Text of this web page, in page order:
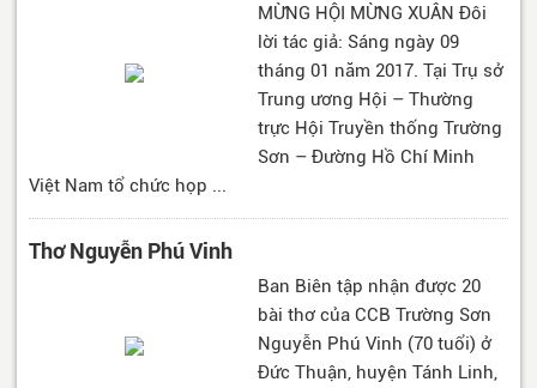
MỪNG HỘI MỪNG XUÂN Đôi
lời tác giả: Sáng ngày 09
tháng 01 năm 2017. Tại Trụ sở
Trung ương Hội – Thường
trực Hội Truyền thống Trường
Sơn – Đường Hồ Chí Minh
Việt Nam tổ chức họp ...
Thơ Nguyễn Phú Vinh
Ban Biên tập nhận được 20
bài thơ của CCB Trường Sơn
Nguyễn Phú Vinh (70 tuổi) ở
Đức Thuận, huyện Tánh Linh,